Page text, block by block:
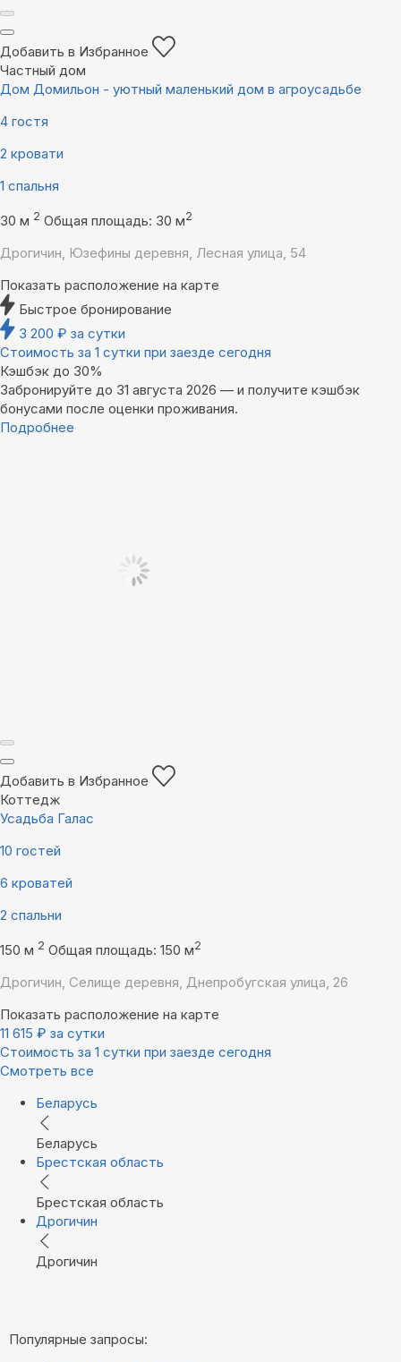
Добавить в Избранное
Частный дом
Дом Домильон - уютный маленький дом в агроусадьбе
4 гостя
2 кровати
1 спальня
30 м 2 Общая площадь: 30 м2
Дрогичин, Юзефины деревня, Лесная улица, 54
Показать расположение на карте
Быстрое бронирование
3 200 ₽ за сутки
Стоимость за 1 сутки при заезде сегодня
Кэшбэк до 30%
Забронируйте до 31 августа 2026 — и получите кэшбэк
бонусами после оценки проживания.
Подробнее
Добавить в Избранное
Коттедж
Усадьба Галас
10 гостей
6 кроватей
2 спальни
150 м 2 Общая площадь: 150 м2
Дрогичин, Селище деревня, Днепробугская улица, 26
Показать расположение на карте
11 615 ₽ за сутки
Стоимость за 1 сутки при заезде сегодня
Смотреть все
Беларусь
Беларусь
Брестская область
Брестская область
Дрогичин
Дрогичин
Популярные запросы: